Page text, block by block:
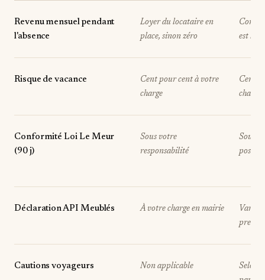
Revenu mensuel pendant
l'absence
Loyer du locataire en
place, sinon zéro
est
Risque de vacance
Cent pour cent à votre
charge
Cent
charge
Conformité Loi Le Meur
(90 j)
Sous votre
responsabilité
Déclaration API Meublés À votre charge en mairie
Cautions voyageurs Non applicable
Selon